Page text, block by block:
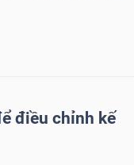
điều chỉnh kế